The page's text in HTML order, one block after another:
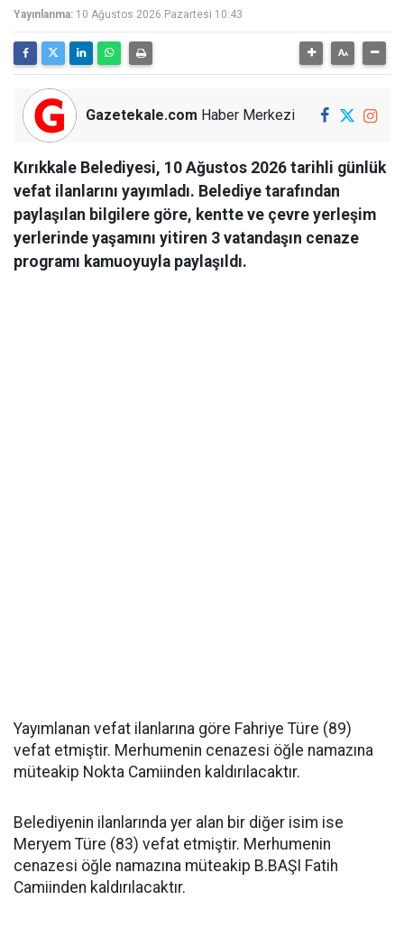
Yayınlanma: 10 Ağustos 2026 Pazartesi 10:43
Gazetekale.com Haber Merkezi
Kırıkkale Belediyesi, 10 Ağustos 2026 tarihli günlük
vefat ilanlarını yayımladı. Belediye tarafından
paylaşılan bilgilere göre, kentte ve çevre yerleşim
yerlerinde yaşamını yitiren 3 vatandaşın cenaze
programı kamuoyuyla paylaşıldı.
Yayımlanan vefat ilanlarına göre Fahriye Türe (89)
vefat etmiştir. Merhumenin cenazesi öğle namazına
müteakip Nokta Camiinden kaldırılacaktır.
Belediyenin ilanlarında yer alan bir diğer isim ise
Meryem Türe (83) vefat etmiştir. Merhumenin
cenazesi öğle namazına müteakip B.BAŞI Fatih
Camiinden kaldırılacaktır.